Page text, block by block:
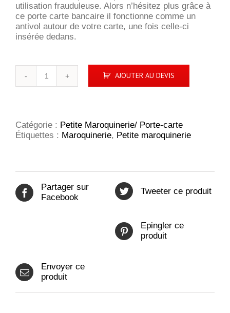
utilisation frauduleuse. Alors n’hésitez plus grâce à
ce porte carte bancaire il fonctionne comme un
antivol autour de votre carte, une fois celle-ci
insérée dedans.
sécurisé
AJOUTER AU DEVIS
Catégorie : Petite Maroquinerie/ Porte-carte
Étiquettes : Maroquinerie, Petite maroquinerie
Partager sur
Facebook
Tweeter ce produit
Epingler ce
produit
Envoyer ce
produit